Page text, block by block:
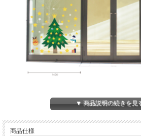
▼ 商品説明の続きを見
商品仕様